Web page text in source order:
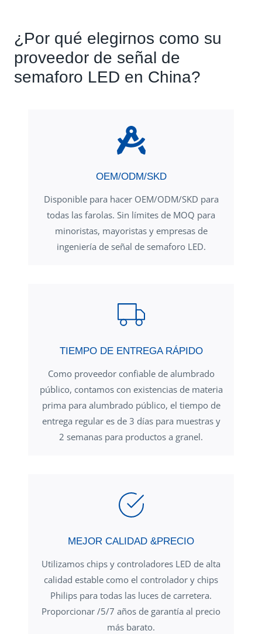
¿Por qué elegirnos como su
proveedor de señal de
semaforo LED en China?
OEM/ODM/SKD
Disponible para hacer OEM/ODM/SKD para
todas las farolas. Sin límites de MOQ para
minoristas, mayoristas y empresas de
ingeniería de señal de semaforo LED.
TIEMPO DE ENTREGA RÁPIDO
Como proveedor confiable de alumbrado
público, contamos con existencias de materia
prima para alumbrado público, el tiempo de
entrega regular es de 3 días para muestras y
2 semanas para productos a granel.
MEJOR CALIDAD &PRECIO
Utilizamos chips y controladores LED de alta
calidad estable como el controlador y chips
Philips para todas las luces de carretera.
Proporcionar /5/7 años de garantía al precio
más barato.